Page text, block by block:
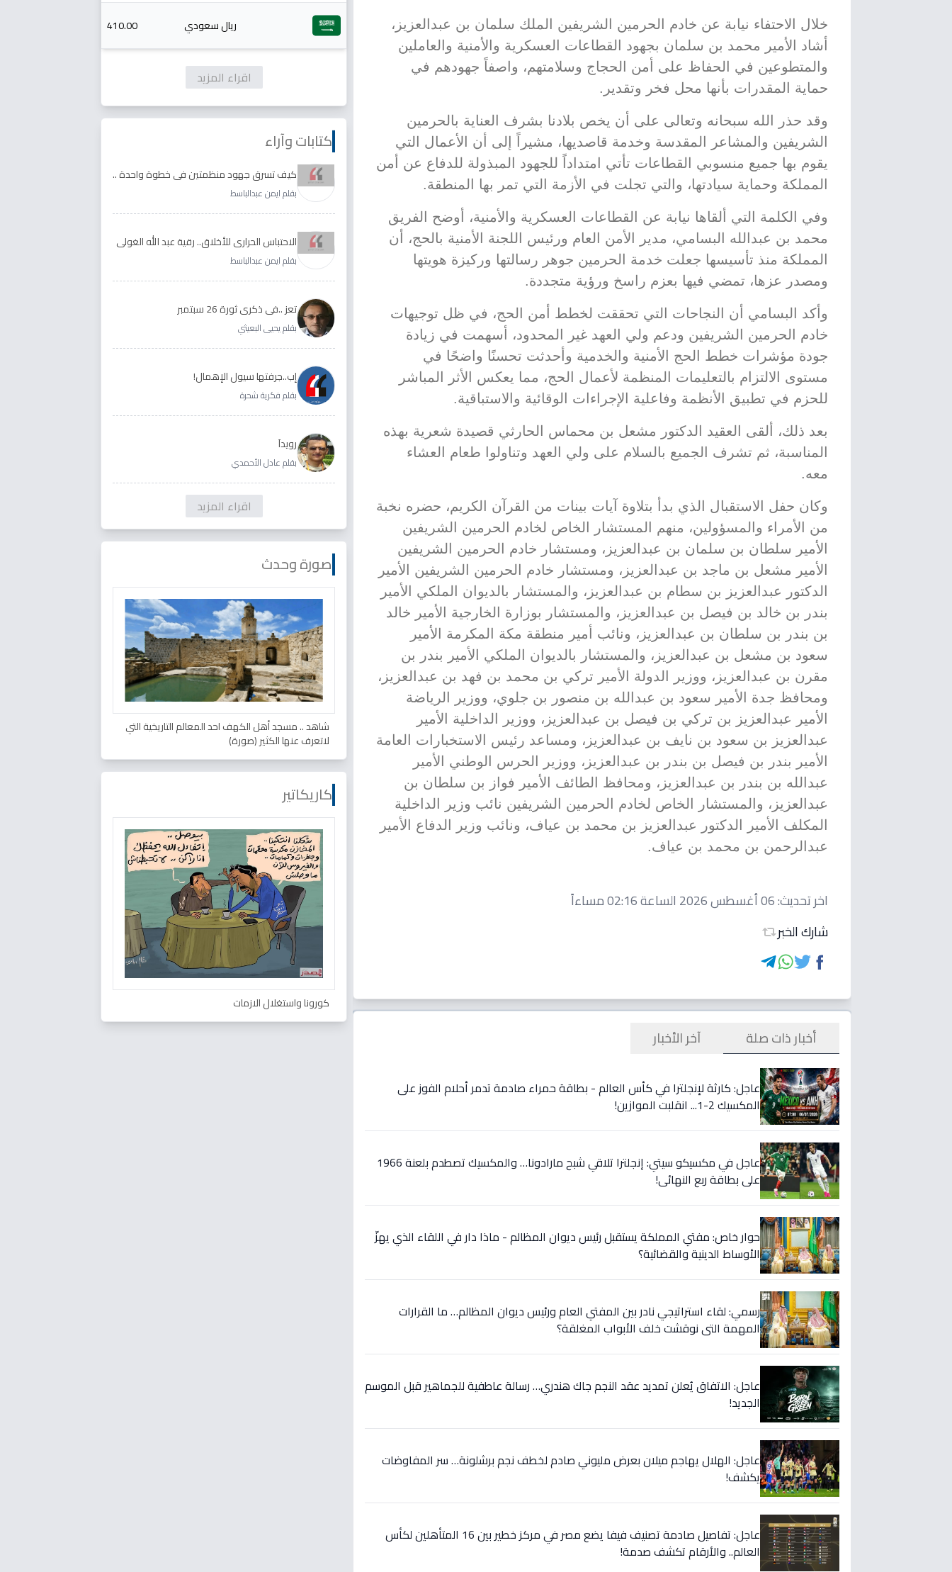
خلال الاحتفاء نيابة عن خادم الحرمين الشريفين الملك سلمان بن عبدالعزيز،
أشاد الأمير محمد بن سلمان بجهود القطاعات العسكرية والأمنية والعاملين
والمتطوعين في الحفاظ على أمن الحجاج وسلامتهم، واصفاً جهودهم في
حماية المقدرات بأنها محل فخر وتقدير.
وقد حذر الله سبحانه وتعالى على أن يخص بلادنا بشرف العناية بالحرمين
الشريفين والمشاعر المقدسة وخدمة قاصديها، مشيراً إلى أن الأعمال التي
يقوم بها جميع منسوبي القطاعات تأتي امتداداً للجهود المبذولة للدفاع عن أمن
المملكة وحماية سيادتها، والتي تجلت في الأزمة التي تمر بها المنطقة.
وفي الكلمة التي ألقاها نيابة عن القطاعات العسكرية والأمنية، أوضح الفريق
محمد بن عبدالله البسامي، مدير الأمن العام ورئيس اللجنة الأمنية بالحج، أن
المملكة منذ تأسيسها جعلت خدمة الحرمين جوهر رسالتها وركيزة هويتها
ومصدر عزها، تمضي فيها بعزم راسخ ورؤية متجددة.
وأكد البسامي أن النجاحات التي تحققت لخطط أمن الحج، في ظل توجيهات
خادم الحرمين الشريفين ودعم ولي العهد غير المحدود، أسهمت في زيادة
جودة مؤشرات خطط الحج الأمنية والخدمية وأحدثت تحسنًا واضحًا في
مستوى الالتزام بالتعليمات المنظمة لأعمال الحج، مما يعكس الأثر المباشر
للحزم في تطبيق الأنظمة وفاعلية الإجراءات الوقائية والاستباقية.
بعد ذلك، ألقى العقيد الدكتور مشعل بن محماس الحارثي قصيدة شعرية بهذه
المناسبة، ثم تشرف الجميع بالسلام على ولي العهد وتناولوا طعام العشاء
معه.
وكان حفل الاستقبال الذي بدأ بتلاوة آيات بينات من القرآن الكريم، حضره نخبة
من الأمراء والمسؤولين، منهم المستشار الخاص لخادم الحرمين الشريفين
الأمير سلطان بن سلمان بن عبدالعزيز، ومستشار خادم الحرمين الشريفين
الأمير مشعل بن ماجد بن عبدالعزيز، ومستشار خادم الحرمين الشريفين الأمير
الدكتور عبدالعزيز بن سطام بن عبدالعزيز، والمستشار بالديوان الملكي الأمير
بندر بن خالد بن فيصل بن عبدالعزيز، والمستشار بوزارة الخارجية الأمير خالد
بن بندر بن سلطان بن عبدالعزيز، ونائب أمير منطقة مكة المكرمة الأمير
سعود بن مشعل بن عبدالعزيز، والمستشار بالديوان الملكي الأمير بندر بن
مقرن بن عبدالعزيز، ووزير الدولة الأمير تركي بن محمد بن فهد بن عبدالعزيز،
ومحافظ جدة الأمير سعود بن عبدالله بن منصور بن جلوي، ووزير الرياضة
الأمير عبدالعزيز بن تركي بن فيصل بن عبدالعزيز، ووزير الداخلية الأمير
عبدالعزيز بن سعود بن نايف بن عبدالعزيز، ومساعد رئيس الاستخبارات العامة
الأمير بندر بن فيصل بن بندر بن عبدالعزيز، ووزير الحرس الوطني الأمير
عبدالله بن بندر بن عبدالعزيز، ومحافظ الطائف الأمير فواز بن سلطان بن
عبدالعزيز، والمستشار الخاص لخادم الحرمين الشريفين نائب وزير الداخلية
المكلف الأمير الدكتور عبدالعزيز بن محمد بن عياف، ونائب وزير الدفاع الأمير
عبدالرحمن بن محمد بن عياف.
اخر تحديث:06 أغسطس 2026 الساعة 02:16 مساءاً
شارك الخبر
أخبار ذات صلة آخر الأخبار
عاجل: كارثة لإنجلترا في كأس العالم - بطاقة حمراء صادمة تدمر أحلام الفوز على
المكسيك 2-1... انقلبت الموازين!
عاجل في مكسيكو سيتي: إنجلترا تلاقي شبح مارادونا… والمكسيك تصطدم بلعنة 1966
على بطاقة ربع النهائي!
حوار خاص: مفتي المملكة يستقبل رئيس ديوان المظالم - ماذا دار في اللقاء الذي يهزّ
الأوساط الدينية والقضائية؟
رسمي: لقاء استراتيجي نادر بين المفتي العام ورئيس ديوان المظالم… ما القرارات
المهمة التي نوقشت خلف الأبواب المغلقة؟
عاجل: الاتفاق يُعلن تمديد عقد النجم جاك هندري… رسالة عاطفية للجماهير قبل الموسم
الجديد!
عاجل: الهلال يهاجم ميلان بعرض مليوني صادم لخطف نجم برشلونة… سر المفاوضات
يكشف!
عاجل: تفاصيل صادمة تصنيف فيفا يضع مصر في مركز خطير بين 16 المتأهلين لكأس
العالم.. والأرقام تكشف صدمة!
ريال سعودي 410.00
اقراء المزيد
كتابات وآراء
كيف تسرق جهود منظمتين في خطوة واحدة ..
الأجابة لدى رقية عبد الله الغولي وغدير طيره
بقلم ايمن عبدالباسط
الاحتباس الحراري للأخلاق.. رقية عبد الله الغولي
وغدير طيره نموذجا
بقلم ايمن عبدالباسط
تعز ..في ذكرى ثورة 26 سبتمبر
بقلم يحيى البعيثي
إب..جرفتها سيول الإهمال!
بقلم فكرية شحرة
رويداَ
بقلم عادل الأحمدي
اقراء المزيد
صورة وحدث
شاهد .. مسجد أهل الكهف احد المعالم التاريخية التي
لاتعرف عنها الكثير (صورة)
كاريكاتير
كورونا واستغلال الازمات